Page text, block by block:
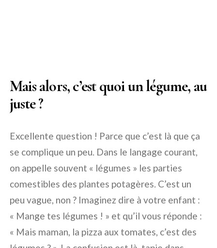
Mais alors, c’est quoi un légume, au
juste ?
Excellente question ! Parce que c’est là que ça
se complique un peu. Dans le langage courant,
on appelle souvent « légumes » les parties
comestibles des plantes potagères. C’est un
peu vague, non ? Imaginez dire à votre enfant :
« Mange tes légumes ! » et qu’il vous réponde :
« Mais maman, la pizza aux tomates, c’est des